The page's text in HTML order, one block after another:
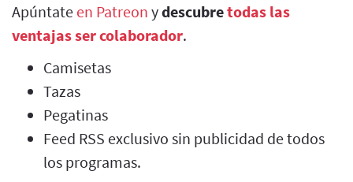
Apúntate en Patreon ydescubretodas las
ventajas ser colaborador.
Camisetas
Tazas
Pegatinas
Feed RSS exclusivo sin publicidad de todos
los programas.